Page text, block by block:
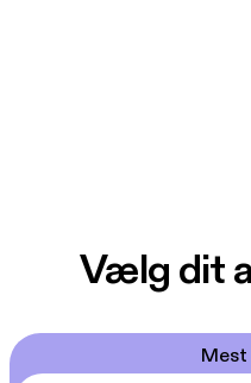
Vælg dit